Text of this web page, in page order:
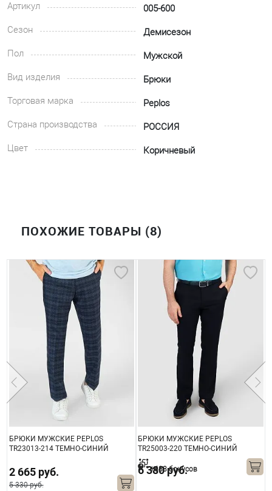
Артикул
005-600
Сезон
Демисезон
Пол
Мужской
Вид изделия
Брюки
Торговая марка
Peplos
Страна производства
РОССИЯ
Цвет
Коричневый
ПОХОЖИЕ ТОВАРЫ (8)
БРЮКИ МУЖСКИЕ PEPLOS
TR23013-214 ТЕМНО-СИНИЙ
2 665 руб.
5 330 руб.
БРЮКИ МУЖСКИЕ PEPLOS
TR25003-220 ТЕМНО-СИНИЙ
6 380 руб.
+638 бонусов